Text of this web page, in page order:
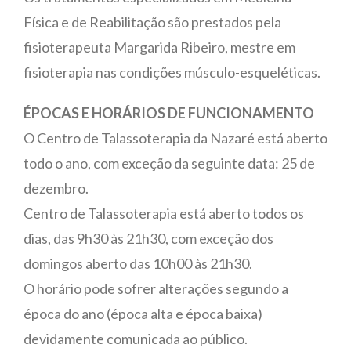
Física e de Reabilitação são prestados pela
fisioterapeuta Margarida Ribeiro, mestre em
fisioterapia nas condições músculo-esqueléticas.
ÉPOCAS E HORÁRIOS DE FUNCIONAMENTO
O Centro de Talassoterapia da Nazaré está aberto
todo o ano, com exceção da seguinte data: 25 de
dezembro.
Centro de Talassoterapia está aberto todos os
dias, das 9h30 às 21h30, com exceção dos
domingos aberto das 10h00 às 21h30.
O horário pode sofrer alterações segundo a
época do ano (época alta e época baixa)
devidamente comunicada ao público.